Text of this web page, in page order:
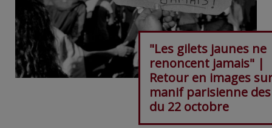
"Les gilets jaunes ne
renoncent jamais" |
Retour en images
manif parisienne des
du 22 octobre